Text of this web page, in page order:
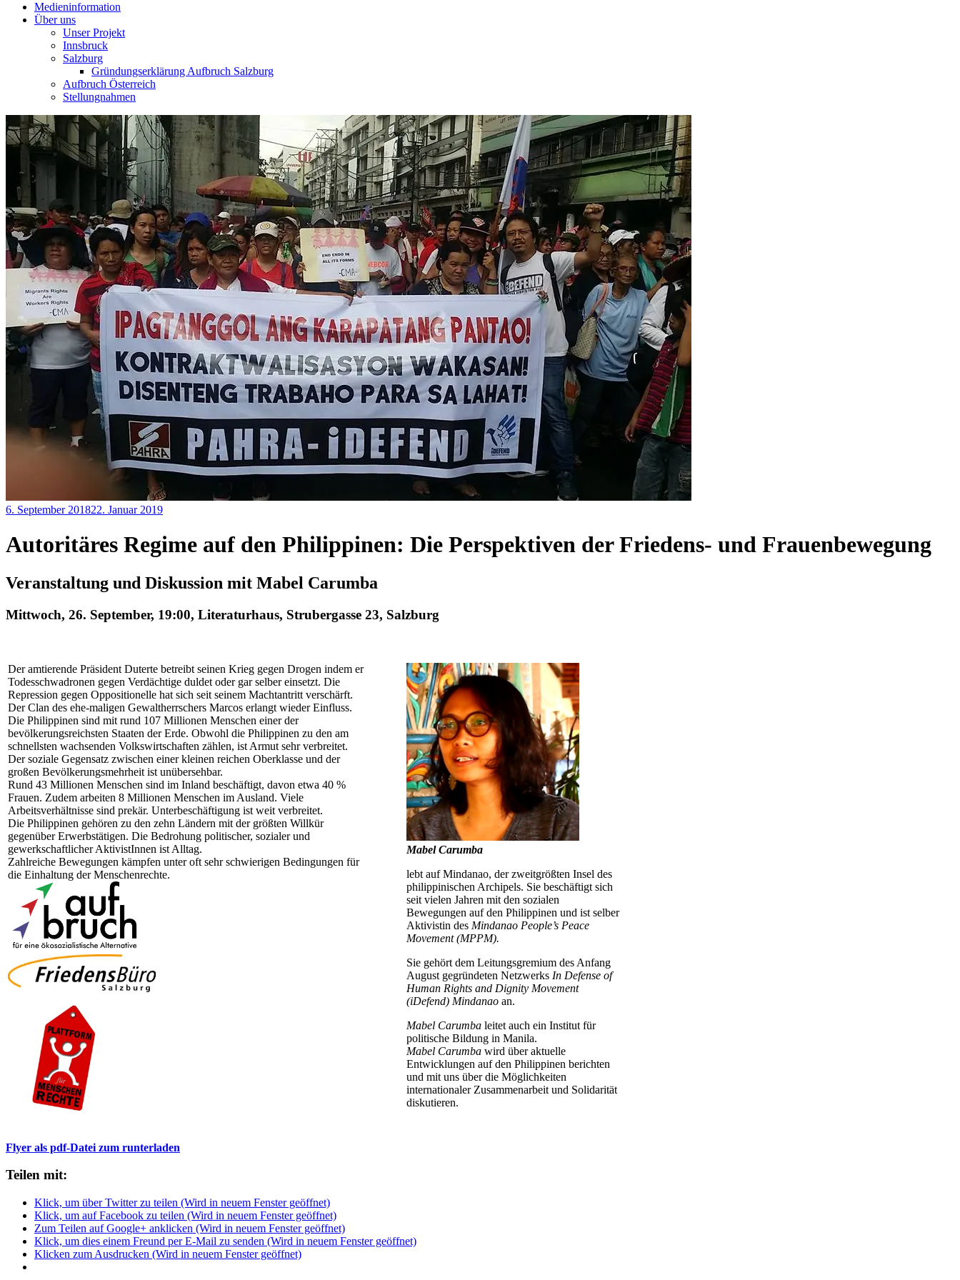
Medieninformation
Über uns
Unser Projekt
Innsbruck
Salzburg
Gründungserklärung Aufbruch Salzburg
Aufbruch Österreich
Stellungnahmen
6. September 201822. Januar 2019
Vergangene
Veranstaltungen
Autoritäres Regime auf den Philippinen: Die Perspektiven der Friedens- und Frauenbewegung
Veranstaltung und Diskussion mit Mabel Carumba
Mittwoch, 26. September, 19:00, Literaturhaus, Strubergasse 23, Salzburg
Der amtierende Präsident Duterte betreibt seinen Krieg gegen Drogen indem er
Todesschwadronen gegen Verdächtige duldet oder gar selber einsetzt. Die
Repression gegen Oppositionelle hat sich seit seinem Machtantritt verschärft.
Der Clan des ehe-maligen Gewaltherrschers Marcos erlangt wieder Einfluss.
Die Philippinen sind mit rund 107 Millionen Menschen einer der
bevölkerungsreichsten Staaten der Erde. Obwohl die Philippinen zu den am
schnellsten wachsenden Volkswirtschaften zählen, ist Armut sehr verbreitet.
Der soziale Gegensatz zwischen einer kleinen reichen Oberklasse und der
großen Bevölkerungsmehrheit ist unübersehbar.
Rund 43 Millionen Menschen sind im Inland beschäftigt, davon etwa 40 %
Frauen. Zudem arbeiten 8 Millionen Menschen im Ausland. Viele
Arbeitsverhältnisse sind prekär. Unterbeschäftigung ist weit verbreitet.
Die Philippinen gehören zu den zehn Ländern mit der größten Willkür
gegenüber Erwerbstätigen. Die Bedrohung politischer, sozialer und
gewerkschaftlicher AktivistInnen ist Alltag.
Zahlreiche Bewegungen kämpfen unter oft sehr schwierigen Bedingungen für
die Einhaltung der Menschenrechte.
Mabel Carumba
lebt auf Mindanao, der zweitgrößten Insel des
philippinischen Archipels. Sie beschäftigt sich
seit vielen Jahren mit den sozialen
Bewegungen auf den Philippinen und ist selber
Aktivistin des Mindanao People’s Peace
Movement (MPPM).
Sie gehört dem Leitungsgremium des Anfang
August gegründeten Netzwerks In Defense of
Human Rights and Dignity Movement
(iDefend) Mindanao an.
Mabel Carumba leitet auch ein Institut für
politische Bildung in Manila.
Mabel Carumba wird über aktuelle
Entwicklungen auf den Philippinen berichten
und mit uns über die Möglichkeiten
internationaler Zusammenarbeit und Solidarität
diskutieren.
Flyer als pdf-Datei zum runterladen
Teilen mit:
Klick, um über Twitter zu teilen (Wird in neuem Fenster geöffnet)
Klick, um auf Facebook zu teilen (Wird in neuem Fenster geöffnet)
Zum Teilen auf Google+ anklicken (Wird in neuem Fenster geöffnet)
Klick, um dies einem Freund per E-Mail zu senden (Wird in neuem Fenster geöffnet)
Klicken zum Ausdrucken (Wird in neuem Fenster geöffnet)